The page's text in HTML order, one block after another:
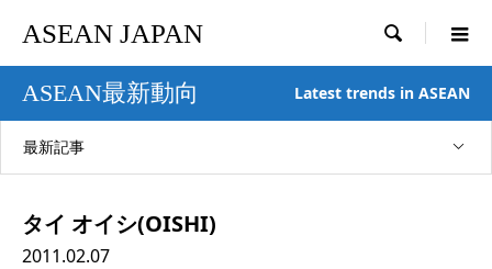
ASEAN JAPAN 
ASEAN最新動向 Latest trends in ASEAN
最新記事
タイ オイシ(OISHI)
2011.02.07